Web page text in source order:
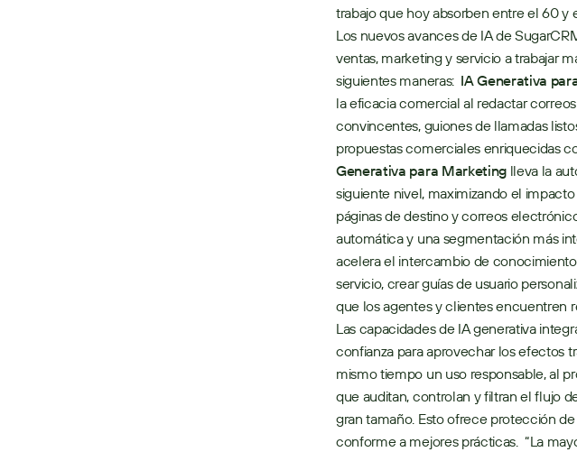
trabajo que hoy absorben entre el 60
Los nuevos avances de IA de
ventas, marketing y servicio a trabajar
siguientes maneras: IA Generativa
la eficacia comercial al redactar
convincentes, guiones de llamadas
propuestas comerciales enriquecidas
Generativa para Marketing lleva la
siguiente nivel, maximizando el
páginas de destino y correos
automática y una segmentación más
acelera el intercambio de
servicio, crear guías de usuario
que los agentes y clientes encuentren
Las capacidades de IA generativa
confianza para aprovechar los efectos
mismo tiempo un uso responsable, al
que auditan, controlan y filtran el flujo
gran tamaño. Esto ofrece protección
conforme a mejores prácticas.  “La